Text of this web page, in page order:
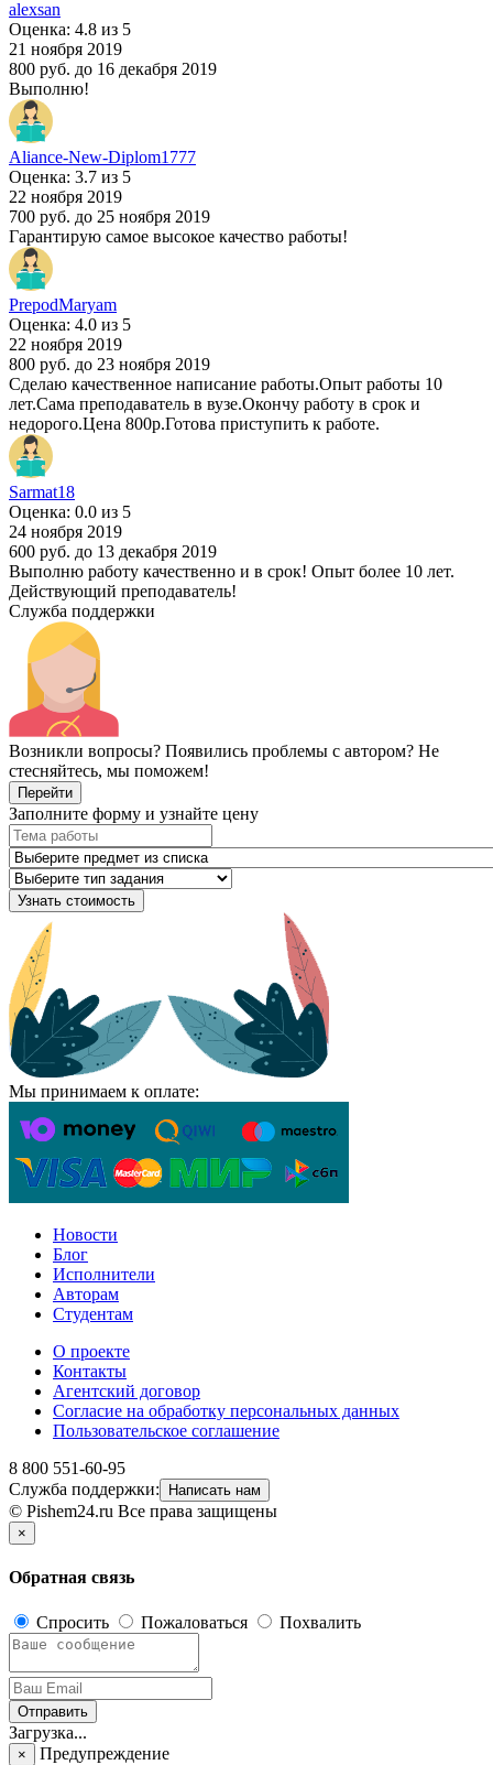
alexsan
Оценка: 4.8 из 5
21 ноября 2019
800 руб. до 16 декабря 2019
Выполню!
Aliance-New-Diplom1777
Оценка: 3.7 из 5
22 ноября 2019
700 руб. до 25 ноября 2019
Гарантирую самое высокое качество работы!
PrepodMaryam
Оценка: 4.0 из 5
22 ноября 2019
800 руб. до 23 ноября 2019
Сделаю качественное написание работы.Опыт работы 10
лет.Сама преподаватель в вузе.Окончу работу в срок и
недорого.Цена 800р.Готова приступить к работе.
Sarmat18
Оценка: 0.0 из 5
24 ноября 2019
600 руб. до 13 декабря 2019
Выполню работу качественно и в срок! Опыт более 10 лет.
Действующий преподаватель!
Служба поддержки
Возникли вопросы? Появились проблемы с автором? Не
стесняйтесь, мы поможем!
Перейти
Заполните форму и узнайте цену
Узнать стоимость
Мы принимаем к оплате:
Новости
Блог
Исполнители
Авторам
Студентам
О проекте
Контакты
Агентский договор
Согласие на обработку персональных данных
Пользовательское соглашение
8 800 551-60-95
Служба поддержки:
Написать нам
© Pishem24.ru Все права защищены
×
Обратная связь
Спросить Пожаловаться Похвалить
Отправить
Загрузка...
×
Предупреждение